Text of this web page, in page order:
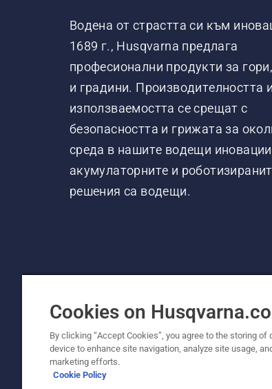
Водена от страстта си към
1689 г., Husqvarna предлага
професионални продукти за
и градини. Производителността и
използваемостта се срещат с
безопасността и грижата за
среда в нашите водещи
акумулаторните и
решения са водещи.
© Husqvarna AB (публ). Всички
Политика за "бисквитки"
Cookies on
By clicking “Accept Cookies”, you agree to the storing of
device to enhance site navigation, analyze site usage,
marketing efforts.
Cookie Policy